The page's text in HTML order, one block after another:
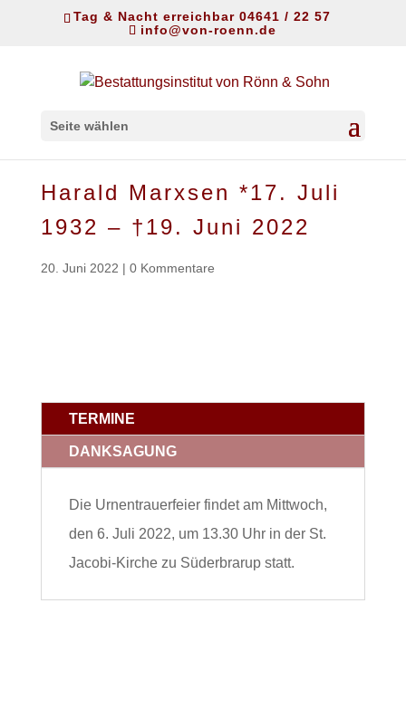
Tag & Nacht erreichbar 04641 / 22 57
info@von-roenn.de
Seite wählen
Harald Marxsen *17. Juli
1932 – †19. Juni 2022
20. Juni 2022 | 0 Kommentare
TERMINE
DANKSAGUNG
Die Urnentrauerfeier findet am Mittwoch,
den 6. Juli 2022, um 13.30 Uhr in der St.
Jacobi-Kirche zu Süderbrarup statt.